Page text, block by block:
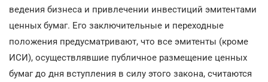
ведения бизнеса и привлечении инвестиций эмитентами
ценных бумаг. Его заключительные и переходные
положения предусматривают, что все эмитенты (кроме
ИСИ), осуществлявшие публичное размещение ценных
бумаг до дня вступления в силу этого закона, считаются